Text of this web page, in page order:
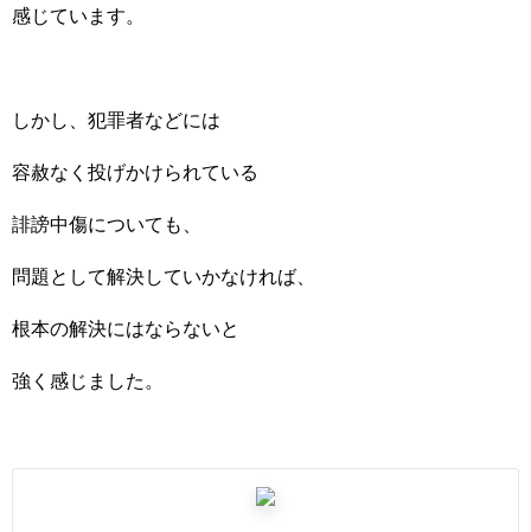
感じています。
しかし、犯罪者などには
容赦なく投げかけられている
誹謗中傷についても、
問題として解決していかなければ、
根本の解決にはならないと
強く感じました。